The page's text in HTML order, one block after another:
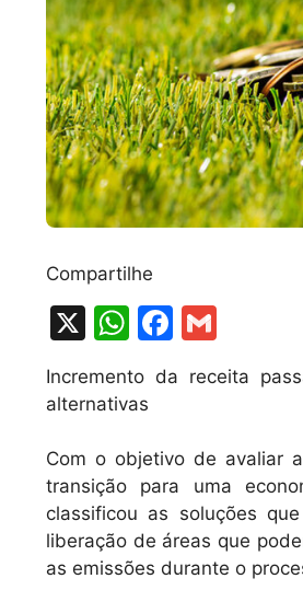
Compartilhe
X
W
at
A
p
p
F
c
b
o
o
k
m
ai
Incremento da receita
alternativas
Com o objetivo de avaliar
transição para uma
classificou as soluções
liberação de áreas que
as emissões durante o